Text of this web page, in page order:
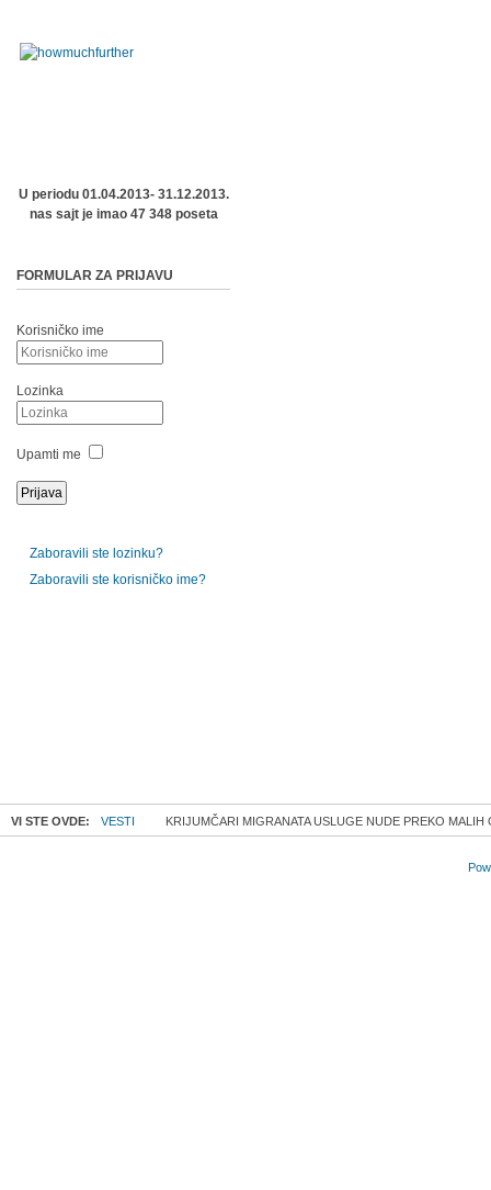
U periodu 01.04.2013- 31.12.2013.
nas sajt je imao 47 348 poseta
FORMULAR ZA PRIJAVU
Korisničko ime
Lozinka
Upamti me
Zaboravili ste lozinku?
Zaboravili ste korisničko ime?
VI STE OVDE: VESTI KRIJUMČARI MIGRANATA USLUGE NUDE PREKO MALIH